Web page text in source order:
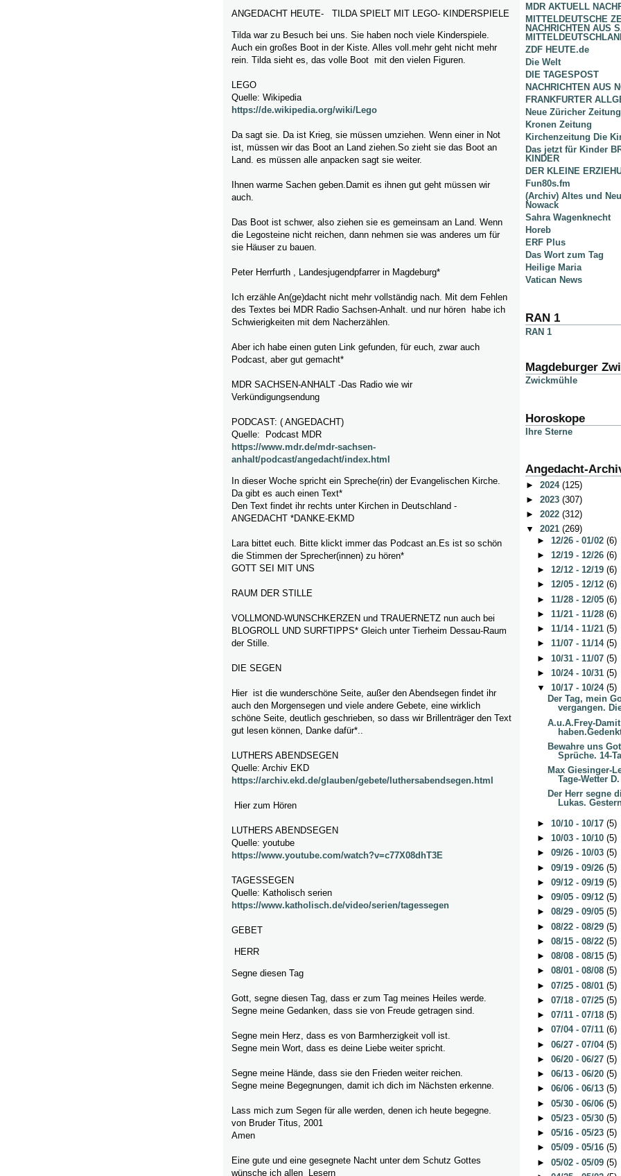
ANGEDACHT HEUTE- TILDA SPIELT MIT LEGO- KINDERSPIELE
Tilda war zu Besuch bei uns. Sie haben noch viele Kinderspiele.
Auch ein großes Boot in der Kiste. Alles voll.mehr geht nicht mehr
rein. Tilda sieht es, das volle Boot mit den vielen Figuren.
LEGO
Quelle: Wikipedia
https://de.wikipedia.org/wiki/Lego
Da sagt sie. Da ist Krieg, sie müssen umziehen. Wenn einer in Not
ist, müssen wir das Boot an Land ziehen.So zieht sie das Boot an
Land. es müssen alle anpacken sagt sie weiter.
Ihnen warme Sachen geben.Damit es ihnen gut geht müssen wir
auch.
Das Boot ist schwer, also ziehen sie es gemeinsam an Land. Wenn
die Legosteine nicht reichen, dann nehmen sie was anderes um für
sie Häuser zu bauen.
Peter Herrfurth , Landesjugendpfarrer in Magdeburg*
Ich erzähle An(ge)dacht nicht mehr vollständig nach. Mit dem Fehlen
des Textes bei MDR Radio Sachsen-Anhalt. und nur hören habe ich
Schwierigkeiten mit dem Nacherzählen.
Aber ich habe einen guten Link gefunden, für euch, zwar auch
Podcast, aber gut gemacht*
MDR SACHSEN-ANHALT -Das Radio wie wir
Verkündigungsendung
PODCAST: ( ANGEDACHT)
Quelle: Podcast MDR
https://www.mdr.de/mdr-sachsen-
anhalt/podcast/angedacht/index.html
In dieser Woche spricht ein Spreche(rin) der Evangelischen Kirche.
Da gibt es auch einen Text*
Den Text findet ihr rechts unter Kirchen in Deutschland -
ANGEDACHT *DANKE-EKMD
Lara bittet euch. Bitte klickt immer das Podcast an.Es ist so schön
die Stimmen der Sprecher(innen) zu hören*
GOTT SEI MIT UNS
RAUM DER STILLE
VOLLMOND-WUNSCHKERZEN und TRAUERNETZ nun auch bei
BLOGROLL UND SURFTIPPS* Gleich unter Tierheim Dessau-Raum
der Stille.
DIE SEGEN
Hier ist die wunderschöne Seite, außer den Abendsegen findet ihr
auch den Morgensegen und viele andere Gebete, eine wirklich
schöne Seite, deutlich geschrieben, so dass wir Brillenträger den Text
gut lesen können, Danke dafür*..
LUTHERS ABENDSEGEN
Quelle: Archiv EKD
https://archiv.ekd.de/glauben/gebete/luthersabendsegen.html
Hier zum Hören
LUTHERS ABENDSEGEN
Quelle: youtube
https://www.youtube.com/watch?v=c77X08dhT3E
TAGESSEGEN
Quelle: Katholisch serien
https://www.katholisch.de/video/serien/tagessegen
GEBET
HERR
Segne diesen Tag
Gott, segne diesen Tag, dass er zum Tag meines Heiles werde.
Segne meine Gedanken, dass sie von Freude getragen sind.
Segne mein Herz, dass es von Barmherzigkeit voll ist.
Segne mein Wort, dass es deine Liebe weiter spricht.
Segne meine Hände, dass sie den Frieden weiter reichen.
Segne meine Begegnungen, damit ich dich im Nächsten erkenne.
Lass mich zum Segen für alle werden, denen ich heute begegne.
von Bruder Titus, 2001
Amen
Eine gute und eine gesegnete Nacht unter dem Schutz Gottes
wünsche ich allen Lesern
MDR AKTUELL
MITTELDEUTSCHE
NACHRICHTEN AUS
ZDF HEUTE.de
Die Welt
DIE TAGESPOST
NACHRICHTEN AUS
FRANKFURTER
Neue Züricher Zeitung
Kronen Zeitung
Kirchenzeitung Die
Das jetzt für Kinder
KINDER
DER KLEINE
Fun80s.fm
(Archiv) Altes und
Nowack
Sahra Wagenknecht
Horeb
ERF Plus
Das Wort zum Tag
Heilige Maria
Vatican News
RAN 1
RAN 1
Magdeburger
Zwickmühle
Horoskope
Ihre Sterne
Angedacht-
► 2024 (125)
► 2023 (307)
► 2022 (312)
▼ 2021 (269)
► 12/26 - 01/02 (6)
► 12/19 - 12/26 (6)
► 12/12 - 12/19 (6)
► 12/05 - 12/12 (6)
► 11/28 - 12/05 (6)
► 11/21 - 11/28 (6)
► 11/14 - 11/21 (5)
► 11/07 - 11/14 (5)
► 10/31 - 11/07 (5)
► 10/24 - 10/31 (5)
▼ 10/17 - 10/24 (5)
Der Tag, mein
vergangen.
A.u.A.Frey-
Bewahre uns
Sprüche. 14-
Max Giesinger-
Tage-Wetter
Der Herr segne
Lukas.
► 10/10 - 10/17 (5)
► 10/03 - 10/10 (5)
► 09/26 - 10/03 (5)
► 09/19 - 09/26 (5)
► 09/12 - 09/19 (5)
► 09/05 - 09/12 (5)
► 08/29 - 09/05 (5)
► 08/22 - 08/29 (5)
► 08/15 - 08/22 (5)
► 08/08 - 08/15 (5)
► 08/01 - 08/08 (5)
► 07/25 - 08/01 (5)
► 07/18 - 07/25 (5)
► 07/11 - 07/18 (5)
► 07/04 - 07/11 (6)
► 06/27 - 07/04 (5)
► 06/20 - 06/27 (5)
► 06/13 - 06/20 (5)
► 06/06 - 06/13 (5)
► 05/30 - 06/06 (5)
► 05/23 - 05/30 (5)
► 05/16 - 05/23 (5)
► 05/09 - 05/16 (5)
► 05/02 - 05/09 (5)